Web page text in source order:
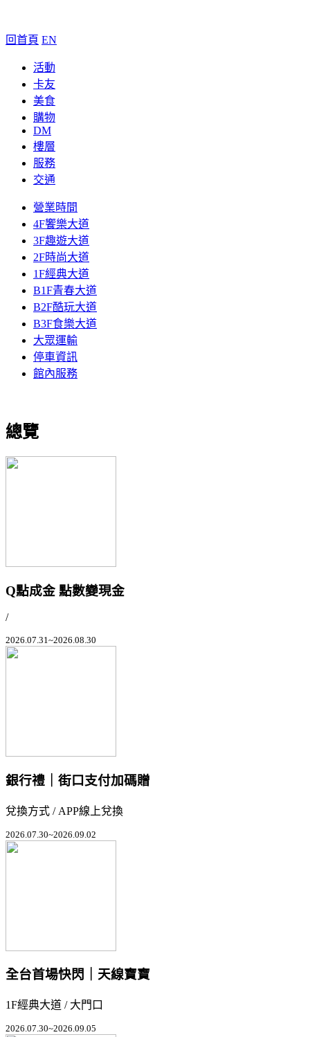
回首頁 EN
活動
卡友
美食
購物
DM
樓層
服務
交通
營業時間
4F饗樂大道
3F趣遊大道
2F時尚大道
1F經典大道
B1F青春大道
B2F酷玩大道
B3F食樂大道
大眾運輸
停車資訊
館內服務
總覽
Q點成金 點數變現金
/
2026.07.31~2026.08.30
銀行禮｜街口支付加碼贈
兌換方式 / APP線上兌換
2026.07.30~2026.09.02
全台首場快閃｜天線寶寶
1F經典大道 / 大門口
2026.07.30~2026.09.05